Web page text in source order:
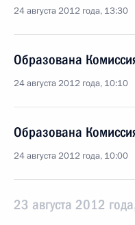
24 августа 2012 года, 13:30
Образована
24 августа 2012 года, 10:10
Образована
24 августа 2012 года, 10:00
23 августа 2012